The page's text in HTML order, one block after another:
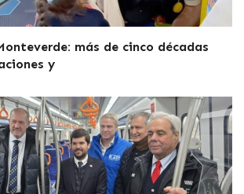
más de cinco décadas
y